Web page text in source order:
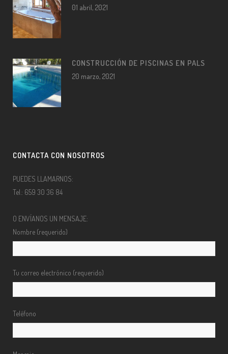
01 abril, 2021
CONSTRUCCIÓN DE PISCINAS EN PALS
20 marzo, 2021
CONTACTA CON NOSOTROS
PUEDES LLAMARNOS:
Tel.: 659 30 36 84
O ENVÍANOS UN MENSAJE:
Nombre (requerido)
Tu correo electrónico (requerido)
Teléfono